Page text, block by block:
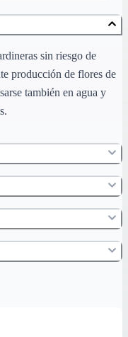
sin riesgo de
producción de flores de
también en agua y